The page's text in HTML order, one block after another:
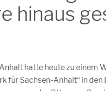
hinaus
hatte heute zu einem
für Sachsen-Anhalt“ in